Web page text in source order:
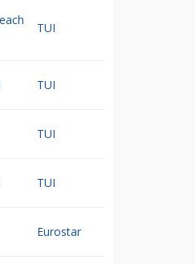
TUI
TUI
TUI
TUI
Eurostar